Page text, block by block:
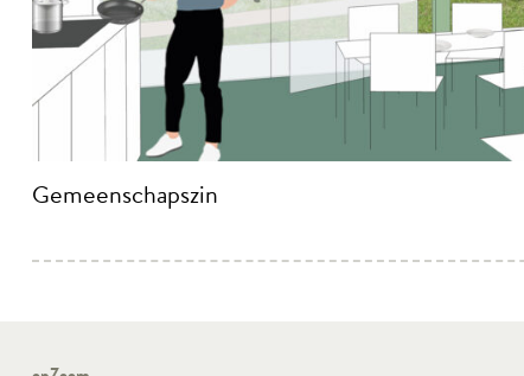
Gemeenschapszin